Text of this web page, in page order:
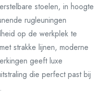
stoelen, in hoogte
rugleuningen
op de werkplek te
strakke lijnen, moderne
geeft luxe
die perfect past bij